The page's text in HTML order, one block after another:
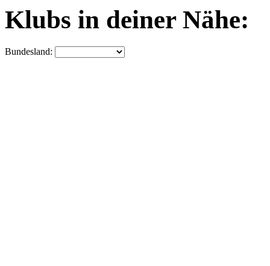
Klubs in deiner Nähe:
Bundesland: